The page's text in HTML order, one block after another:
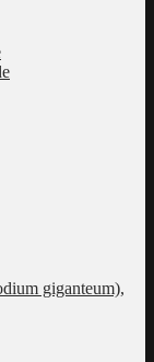
giganteum),